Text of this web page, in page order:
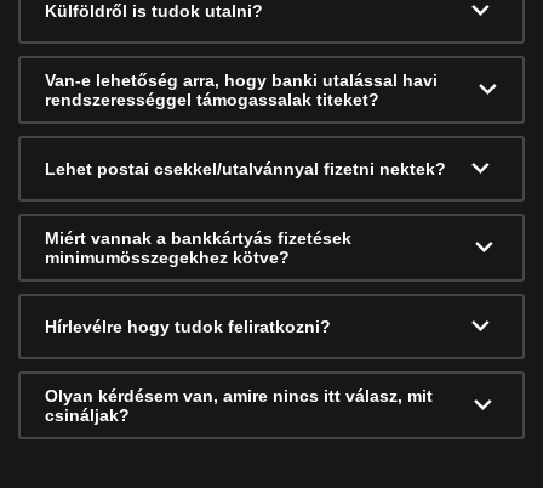
Külföldről is tudok utalni?
Van-e lehetőség arra, hogy banki utalással havi
rendszerességgel támogassalak titeket?
Lehet postai csekkel/utalvánnyal fizetni nektek?
Miért vannak a bankkártyás fizetések
minimumösszegekhez kötve?
Hírlevélre hogy tudok feliratkozni?
Olyan kérdésem van, amire nincs itt válasz, mit
csináljak?